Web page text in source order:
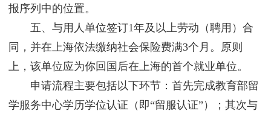
报序列中的位置。
五、与用人单位签订1年及以上劳动（聘用）合
同，并在上海依法缴纳社会保险费满3个月。原则
上，该单位应为你回国后在上海的首个就业单位。
申请流程主要包括以下环节：首先完成教育部留
学服务中心学历学位认证（即“留服认证”）；其次与